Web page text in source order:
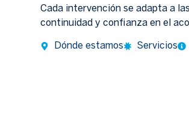
Cada intervención se adapta a
continuidad y confianza en el
Dónde estamos Servicios